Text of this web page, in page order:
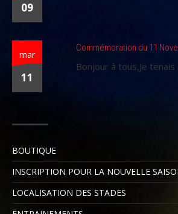
09
mar
11
Commémoration du 11
Bonjour à tous,Je
BOUTIQUE
INSCRIPTION POUR LA NOUVELLE
LOCALISATION DES STADES